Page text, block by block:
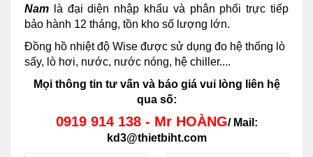
Nam là đại diện nhập khẩu và phân phối trực tiếp
bảo hành 12 tháng, tồn kho số lượng lớn.
Đồng hồ nhiệt độ Wise được sử dụng đo hệ thống lò
sấy, lò hơi, nước, nước nóng, hệ chiller....
Mọi thông tin tư vấn và báo giá vui lòng liên hệ
qua số:
0919 914 138 - Mr HOÀNG/ Mail:
kd3@thietbiht.com